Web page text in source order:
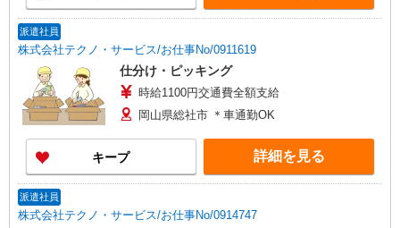
派遣社員
株式会社テクノ・サービス/お仕事No/0911619
仕分け・ピッキング
時給1100円交通費全額支給
岡山県総社市 ＊車通勤OK
キープ 詳細を見る
派遣社員
株式会社テクノ・サービス/お仕事No/0914747